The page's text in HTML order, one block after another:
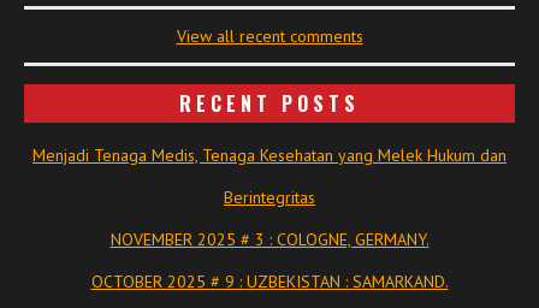
View all recent comments
RECENT POSTS
Menjadi Tenaga Medis, Tenaga Kesehatan yang Melek Hukum dan
Berintegritas
NOVEMBER 2025 # 3 : COLOGNE, GERMANY.
OCTOBER 2025 # 9 : UZBEKISTAN : SAMARKAND.